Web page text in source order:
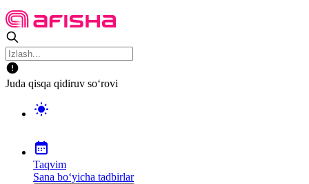
Juda qisqa qidiruv so‘rovi
Taqvim
Sana bo‘yicha tadbirlar